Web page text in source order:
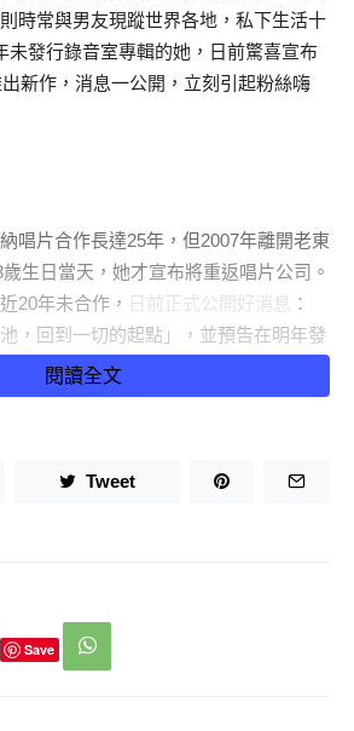
時常與男友現蹤世界各地，私下生活十
未發行錄音室專輯的她，日前驚喜宣布
新作，消息一公開，立刻引起粉絲嗨
唱片合作長達25年，但2007年離開老東
生日當天，她才宣布將重返唱片公司。
20年未合作， 日前正式公開好消息 ：
，回到一切的起點」，並預告在明年發
公司「像家一樣」。
近照，只見她頂著金色捲髮，身穿膚色
已67歲，仍對保養很有一套。
閱讀全文
Tweet
Save